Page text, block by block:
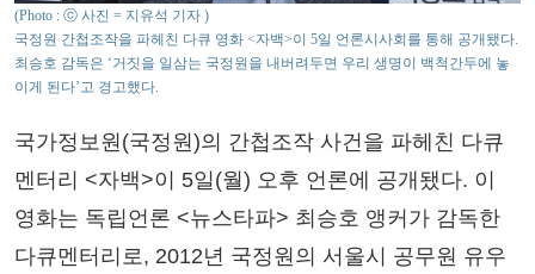
(Photo : ⓒ 사진 = 지유석 기자 )
국정원 간첩조작을 파헤친 다큐 영화 <자백>이 5일 언론시사회를 통해 공개됐다.
최승호 감독은 ‘거짓을 일삼는 국정원을 내버려두면 우리 생명이 백척간두에 놓
이게 된다’고 경고했다.
국가정보원(국정원)의 간첩조작 사건을 파헤친 다큐
멘터리 <자백>이 5일(월) 오후 언론에 공개됐다. 이
영화는 독립언론 <뉴스타파> 최승호 앵커가 감독한
다큐멘터리로, 2012년 국정원의 서울시 공무원 유우